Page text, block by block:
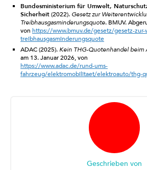
Bundesministerium für Umwelt,
Sicherheit(2022). Gesetz zur
Treibhausgasminderungsquote. BMUV.
von https://www.bmuv.de/gesetz/gesetz-
treibhausgasminderungsquote
ADAC (2025). Kein THG-Quotenhandel beim
am 13. Januar 2026, von
https://www.adac.de/rund-ums-
fahrzeug/elektromobilitaet/elektroauto/thg-
Geschrieben von